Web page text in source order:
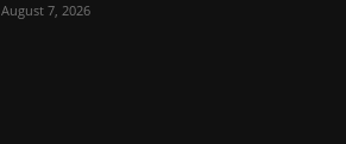
August 7, 2026